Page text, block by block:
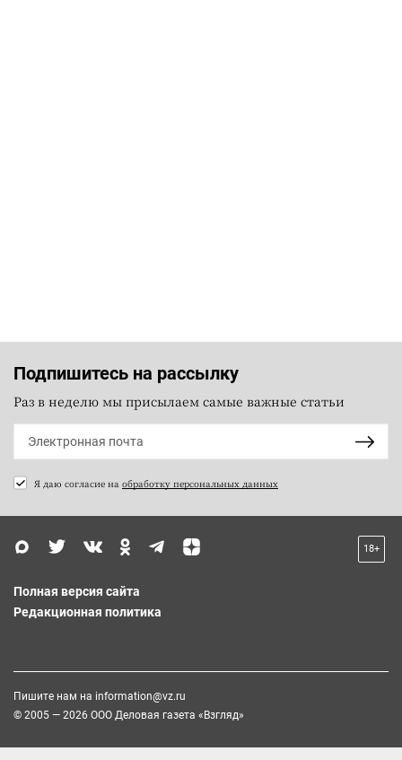
Подпишитесь на рассылку
Раз в неделю мы присылаем самые важные статьи
Я даю согласие на обработку персональных данных
18+
Полная версия сайта
Редакционная политика
Пишите нам на information@vz.ru
© 2005 — 2026 ООО Деловая газета «Взгляд»